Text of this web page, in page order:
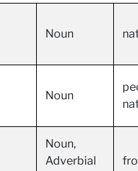
Noun
Noun
Noun,
Adverbial